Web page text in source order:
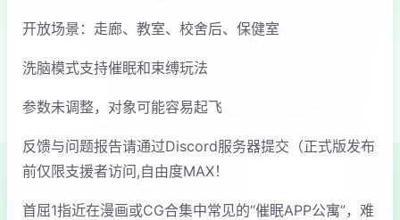
开放场景：走廊、教室、校舍后、保健室
洗脑模式支持催眠和束缚玩法
参数未调整，对象可能容易起飞
反馈与问题报告请通过Discord服务器提交（正式版发布
前仅限支援者访问,自由度MAX！
首屈1指近在漫画或CG合集中常见的“催眠APP公寓”，难